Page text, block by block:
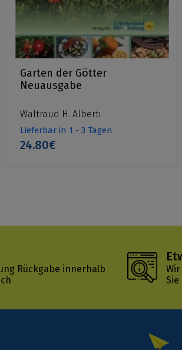
Garten der Götter
Neuausgabe
Waltraud H. Alberti
Lieferbar in 1 - 3 Tagen
24.80€
Rückgabe innerhalb
Sie